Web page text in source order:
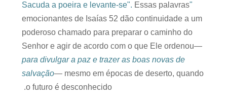
"Sacuda a poeira e levante-se".
Essas palavras
emocionantes de Isaías 52 dão continuidade a um
poderoso chamado para preparar o caminho do
Senhor e agir de acordo com o que Ele ordenou—
para divulgar a paz e trazer as boas novas de
salvação—mesmo em épocas de deserto, quando
o futuro é desconhecido.